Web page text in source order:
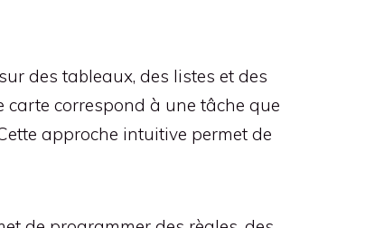
des tableaux, des listes et des
correspond à une tâche que
approche intuitive permet de